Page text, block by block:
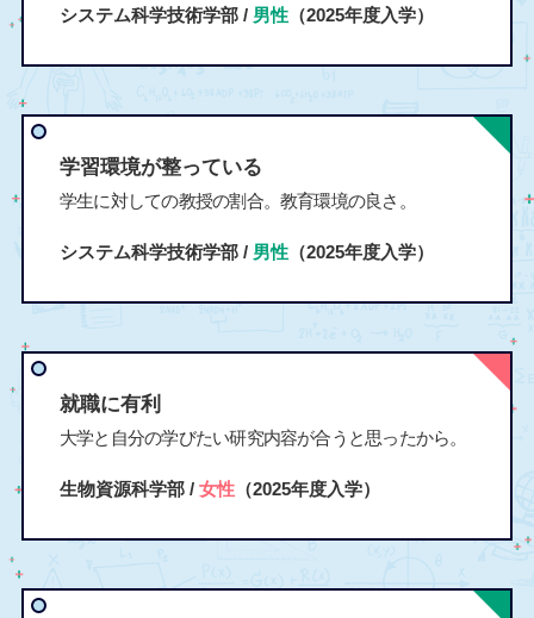
システム科学技術学部 / 男性（2025年度入学）
学習環境が整っている
学生に対しての教授の割合。教育環境の良さ。
システム科学技術学部 / 男性（2025年度入学）
就職に有利
大学と自分の学びたい研究内容が合うと思ったから。
生物資源科学部 / 女性（2025年度入学）